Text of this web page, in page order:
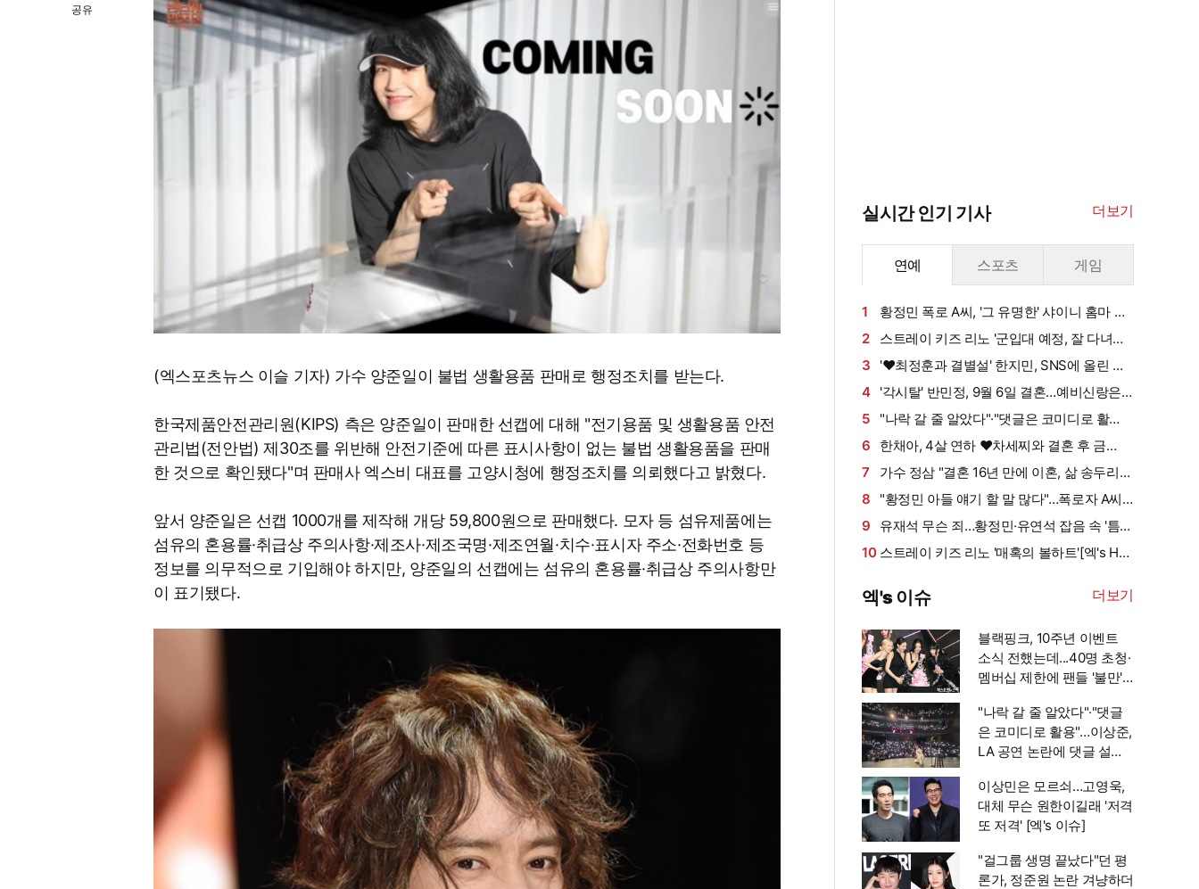
공유
(엑스포츠뉴스 이슬 기자) 가수 양준일이 불법 생활용품 판매로 행정조치를 받는다.
한국제품안전관리원(KIPS) 측은 양준일이 판매한 선캡에 대해 "전기용품 및 생활용품 안전
관리법(전안법) 제30조를 위반해 안전기준에 따른 표시사항이 없는 불법 생활용품을 판매
한 것으로 확인됐다"며 판매사 엑스비 대표를 고양시청에 행정조치를 의뢰했다고 밝혔다.
앞서 양준일은 선캡 1000개를 제작해 개당 59,800원으로 판매했다. 모자 등 섬유제품에는
섬유의 혼용률·취급상 주의사항·제조사·제조국명·제조연월·치수·표시자 주소·전화번호 등
정보를 의무적으로 기입해야 하지만, 양준일의 선캡에는 섬유의 혼용률·취급상 주의사항만
이 표기됐다.
실시간 인기 기사 더보기
연예 스포츠 게임
1
황정민 폭로 A씨, '그 유명한' 샤이니 홈마 출
신?…"고마워서 술 사려던 건데" 침묵 이유 있었
나 [엑's 이슈]
2
스트레이 키즈 리노 '군입대 예정, 잘 다녀올
게요~'[엑's HD포토]
3
'♥최정훈과 결별설' 한지민, SNS에 올린 근
황 보니
4
'각시탈' 반민정, 9월 6일 결혼…예비신랑은
연상의 사업가 [공식]
5
"나락 갈 줄 알았다"·"댓글은 코미디로 활
용"…이상준, LA 공연 논란에 댓글 설전까지
[엑's 이슈]
6
한채아, 4살 연하 ♥차세찌와 결혼 후 금
주…"다 잡은 물고기에 미끼를 왜 던져?" (광예
원)
7
가수 정삼 "결혼 16년 만에 이혼, 삶 송두리째
달라졌다" 고백 (특종세상)
8
"황정민 아들 얘기 할 말 많다"…폭로자 A씨,
'가족 스토킹 의혹' 반박
9
유재석 무슨 죄…황정민·유연석 잡음 속 '틈만
나면5' 첫방부터 어수선 [엑's 이슈]
10 스트레이 키즈 리노 '매혹의 볼하트'[엑's HD
엑's 이슈 더보기
블랙핑크, 10주년 이벤트
소식 전했는데...40명 초청·
멤버십 제한에 팬들 '불만'
"나락 갈 줄 알았다"·"댓글
은 코미디로 활용"…이상준,
LA 공연 논란에 댓글 설전
이상민은 모르쇠…고영욱,
대체 무슨 원한이길래 '저격
또 저격' [엑's 이슈]
"걸그룹 생명 끝났다"던 평
론가, 정준원 논란 겨냥하더